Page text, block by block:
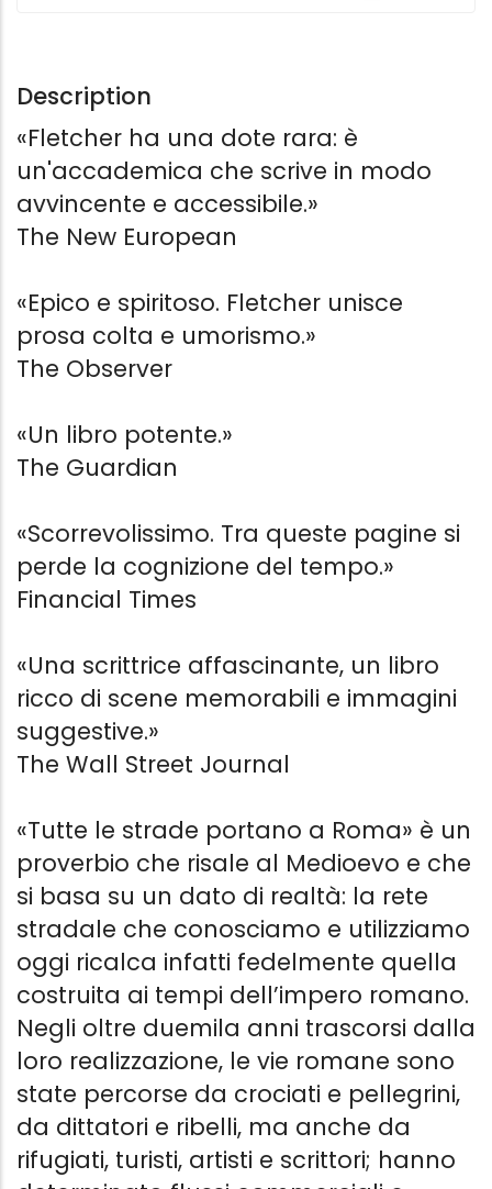
Description
«Fletcher ha una dote rara: è
un'accademica che scrive in modo
avvincente e accessibile.»
The New European
«Epico e spiritoso. Fletcher unisce
prosa colta e umorismo.»
The Observer
«Un libro potente.»
The Guardian
«Scorrevolissimo. Tra queste pagine si
perde la cognizione del tempo.»
Financial Times
«Una scrittrice affascinante, un libro
ricco di scene memorabili e immagini
suggestive.»
The Wall Street Journal
«Tutte le strade portano a Roma» è un
proverbio che risale al Medioevo e che
si basa su un dato di realtà: la rete
stradale che conosciamo e utilizziamo
oggi ricalca infatti fedelmente quella
costruita ai tempi dell’impero romano.
Negli oltre duemila anni trascorsi dalla
loro realizzazione, le vie romane sono
state percorse da crociati e pellegrini,
da dittatori e ribelli, ma anche da
rifugiati, turisti, artisti e scrittori; hanno